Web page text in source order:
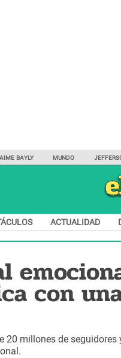
BAYLY MUNDO
ACTUALIDAD
con
20 millones de